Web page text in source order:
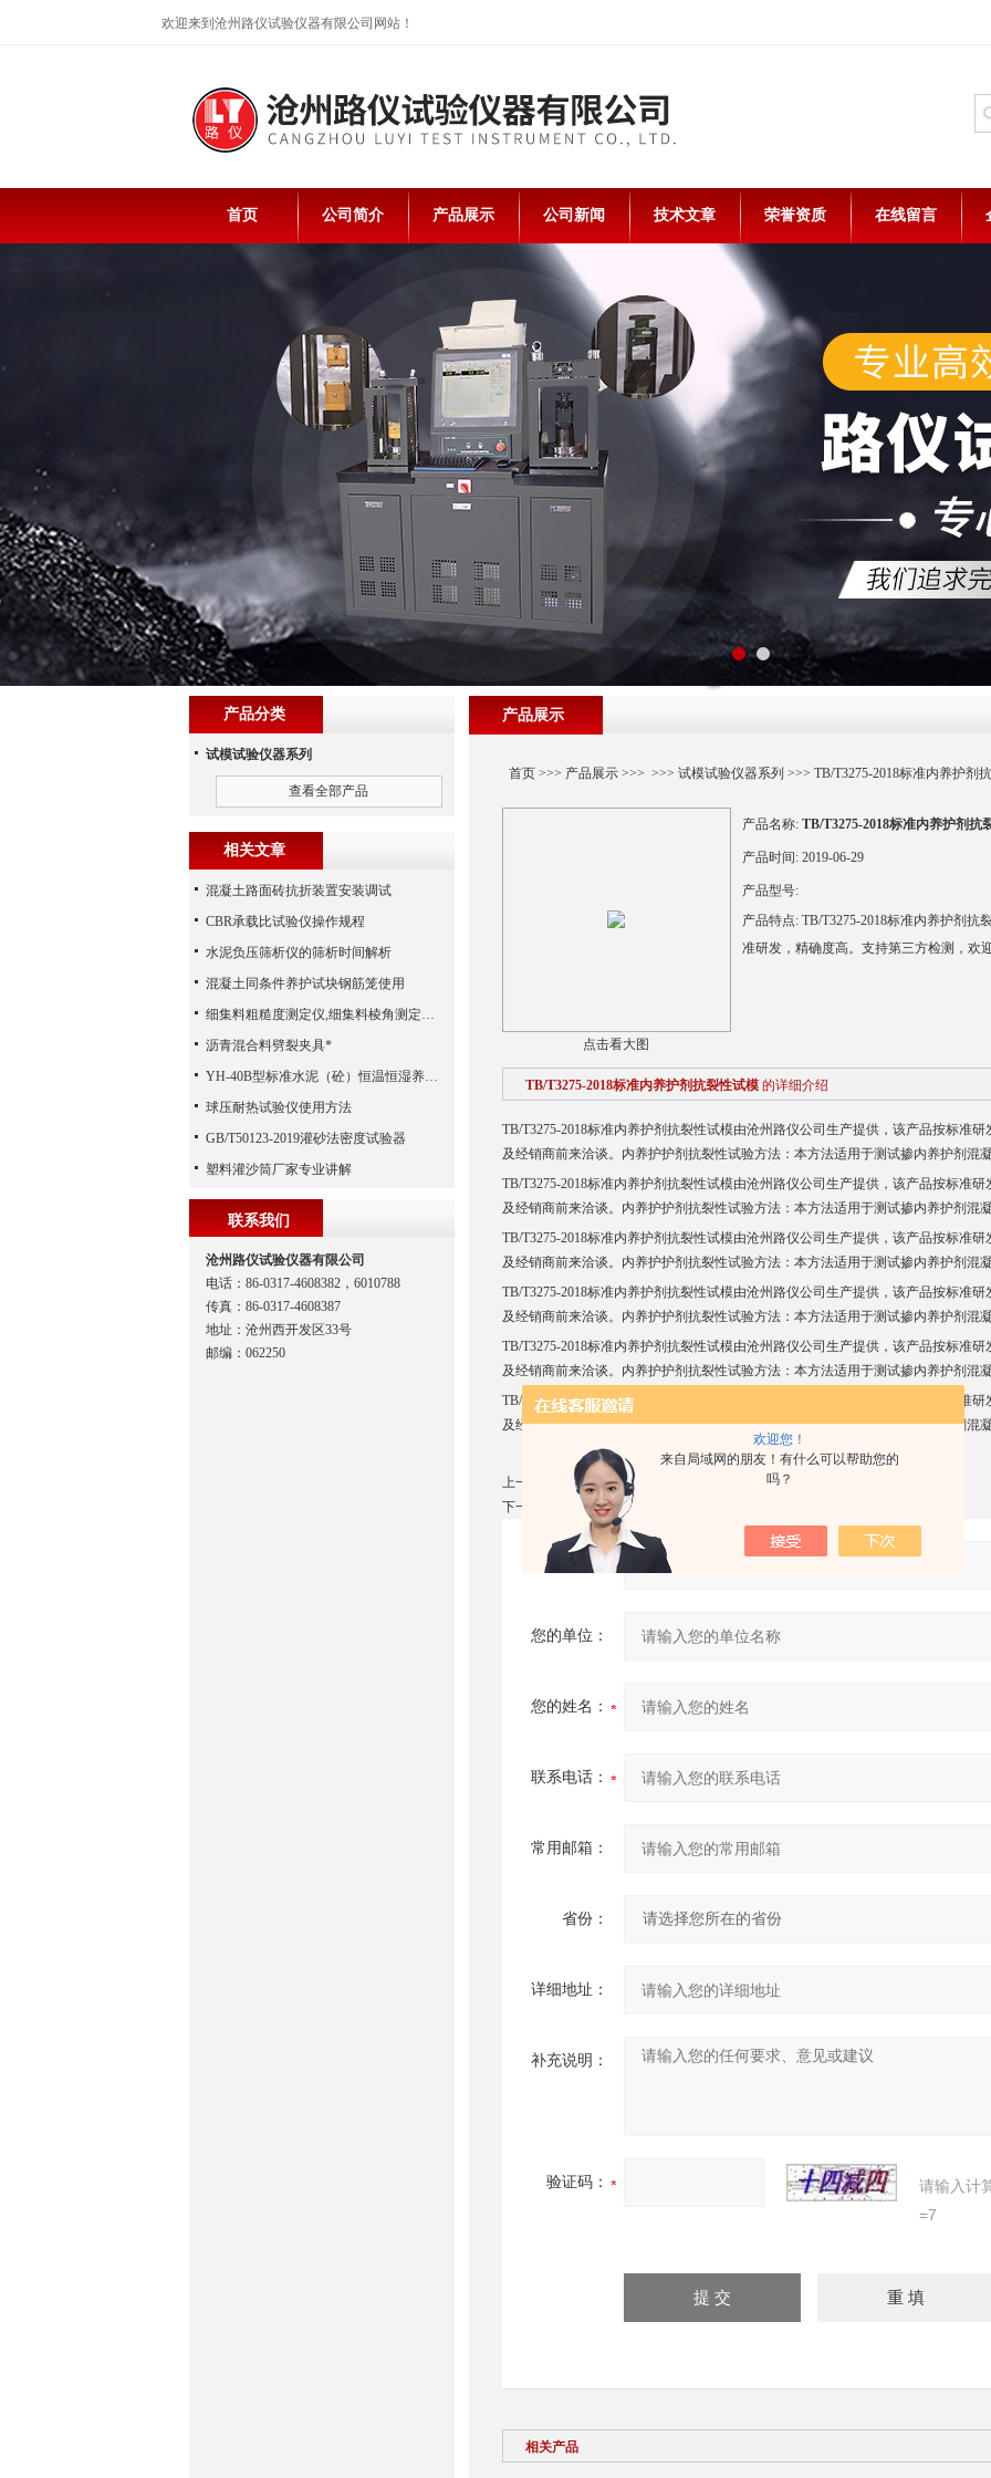
欢迎您！
来自局域网的朋友！有什么可以帮助您的
吗？
欢迎来到沧州路仪试验仪器有限公司网站！
首页 公司简介 产品展示 公司新闻 技术文章 荣誉资质 在线留言
产品展示
首页>>> 产品展示>>> >>> 试模试验仪器系列 >>> TB/T3275-2018标准内养护剂
点击看大图
产品名称: TB/T3275-2018标准内养护剂抗
产品时间: 2019-06-29
产品型号:
产品特点: TB/T3275-2018标准内养护剂抗
准研发，精确度高。支持第三方检测，欢
TB/T3275-2018标准内养护剂抗裂性试模 的详细介绍
TB/T3275-2018标准内养护剂抗裂性试模由沧州路仪公司生产提供，该产品按标准
及经销商前来洽谈。内养护护剂抗裂性试验方法：本方法适用于测试掺内养护剂混
TB/T3275-2018标准内养护剂抗裂性试模由沧州路仪公司生产提供，该产品按标准
及经销商前来洽谈。内养护护剂抗裂性试验方法：本方法适用于测试掺内养护剂混
TB/T3275-2018标准内养护剂抗裂性试模由沧州路仪公司生产提供，该产品按标准
及经销商前来洽谈。内养护护剂抗裂性试验方法：本方法适用于测试掺内养护剂混
TB/T3275-2018标准内养护剂抗裂性试模由沧州路仪公司生产提供，该产品按标准
及经销商前来洽谈。内养护护剂抗裂性试验方法：本方法适用于测试掺内养护剂混
TB/T3275-2018标准内养护剂抗裂性试模由沧州路仪公司生产提供，该产品按标准
及经销商前来洽谈。内养护护剂抗裂性试验方法：本方法适用于测试掺内养护剂混
TB/T3275-2018标准内养护剂抗裂性试模由沧州路仪公司生产提供，该产品按标准
及经销商前来洽谈。内养护护剂抗裂性试验方法：本方法适用于测试掺内养护剂混
上一篇：
混凝土内养护剂抗裂性试模
下一篇：
LHFL-106 反光膜防粘纸可剥离性能测试仪
产品：
您的单位：
您的姓名：
联系电话：
常用邮箱：
省份：
详细地址：
补充说明：
验证码：
请输入计
=7
相关产品
产品分类
试模试验仪器系列
查看全部产品
相关文章
混凝土路面砖抗折装置安装调试
CBR承载比试验仪操作规程
水泥负压筛析仪的筛析时间解析
混凝土同条件养护试块钢筋笼使用
细集料粗糙度测定仪,细集料棱角测定仪,细集料冲击值试验仪 （河北路仪）
沥青混合料劈裂夹具*
YH-40B型标准水泥（砼）恒温恒湿养护箱常见故障及排除方法
球压耐热试验仪使用方法
GB/T50123-2019灌砂法密度试验器
塑料灌沙筒厂家专业讲解
联系我们
沧州路仪试验仪器有限公司
电话：86-0317-4608382，6010788
传真：86-0317-4608387
地址：沧州西开发区33号
邮编：062250